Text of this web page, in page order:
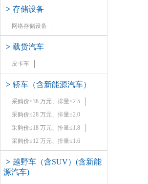
> 存储设备
网络存储设备
> 载货汽车
皮卡车
> 轿车（含新能源汽车）
采购价≤38 万元、排量≤2.5
采购价≤28 万元、排量≤2.0
采购价≤18 万元、排量≤1.8
采购价≤12 万元、排量≤1.6
> 越野车（含SUV）(含新能
源汽车)